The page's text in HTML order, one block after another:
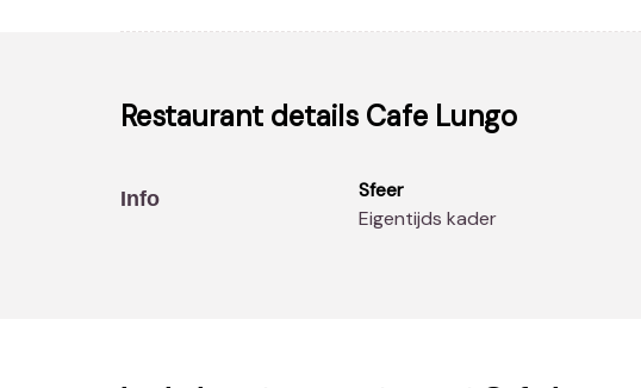
Restaurant details Cafe Lungo
Info
Sfeer
Eigentijds kader